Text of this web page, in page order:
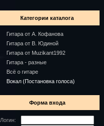
Категории каталога
Гитара от А. Кофанова
Гитара от В. Юдиной
Гитара от Muzikant1992
Гитара - разные
Всё о гитаре
Вокал (Постановка голоса)
Форма входа
Логин: